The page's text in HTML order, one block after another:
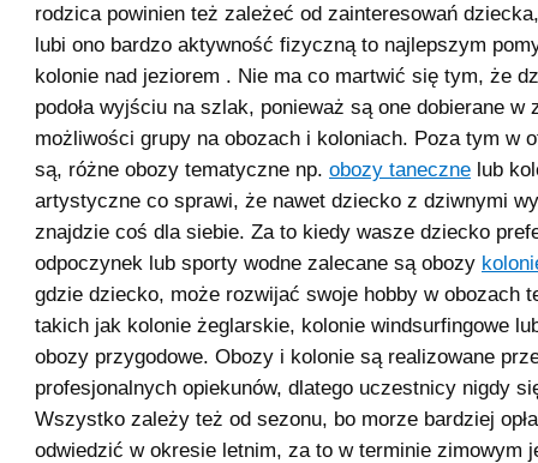
rodzica powinien też zależeć od zainteresowań
lubi ono bardzo aktywność fizyczną to najlepszym
kolonie nad jeziorem . Nie ma co martwić się tym, że
podoła wyjściu na szlak, ponieważ są one dobierane w
możliwości grupy na obozach i koloniach. Poza tym w
są, różne obozy tematyczne np. obozy taneczne lub
artystyczne co sprawi, że nawet dziecko z dziwnymi
znajdzie coś dla siebie. Za to kiedy wasze dziecko
odpoczynek lub sporty wodne zalecane są obozy
gdzie dziecko, może rozwijać swoje hobby w obozach
takich jak kolonie żeglarskie, kolonie windsurfingowe
obozy przygodowe. Obozy i kolonie są realizowane
profesjonalnych opiekunów, dlatego uczestnicy nigdy
Wszystko zależy też od sezonu, bo morze bardziej
odwiedzić w okresie letnim, za to w terminie zimowym